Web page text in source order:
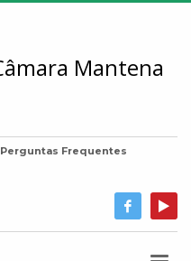
Perguntas Frequentes